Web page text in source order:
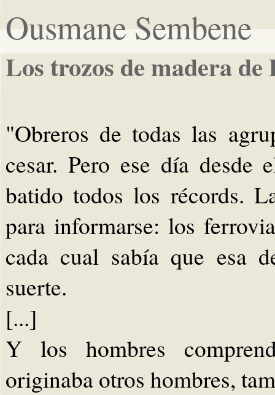
Ousmane Sembene
Los trozos de madera
"Obreros de todas las
cesar. Pero ese día desde
batido todos los récords.
para informarse: los
cada cual sabía que esa
suerte.
[...]
Y los hombres
originaba otros hombres,